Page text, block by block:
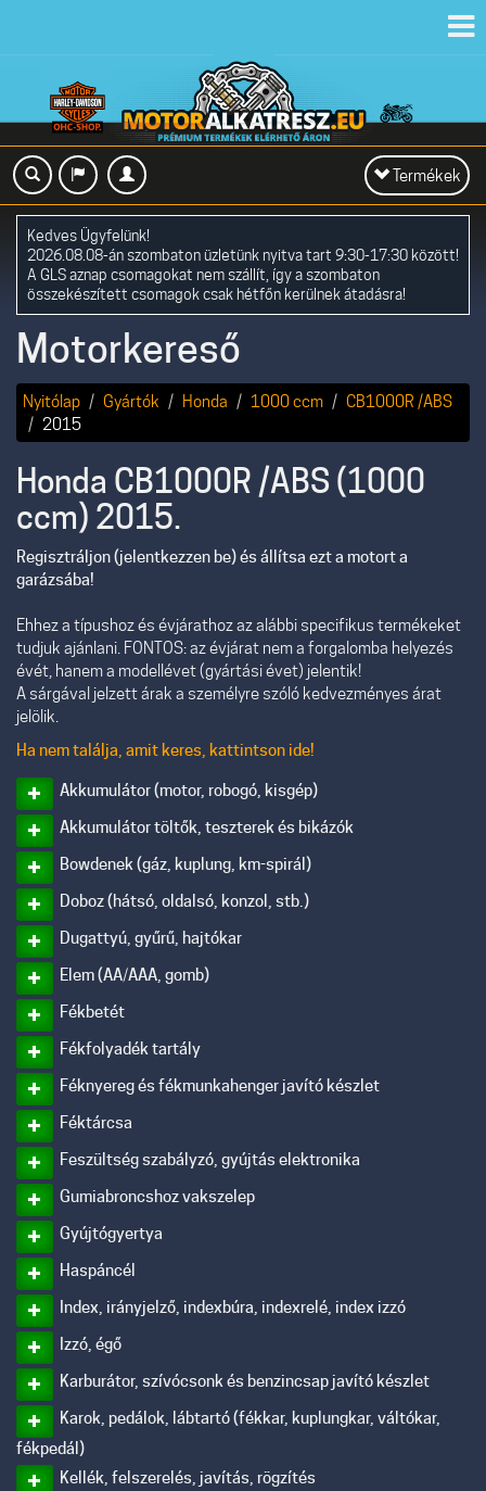
Toggle
navigation
Termékek
Kedves Ügyfelünk!
2026.08.08-án szombaton üzletünk nyitva tart 9:30-17:30 között!
A GLS aznap csomagokat nem szállít, így a szombaton
összekészített csomagok csak hétfőn kerülnek átadásra!
Motorkereső
Nyitólap Gyártók Honda 1000 ccm
CB1000R /ABS
2015
Honda CB1000R /ABS (1000
ccm) 2015.
Regisztráljon (jelentkezzen be) és állítsa ezt a motort a
garázsába!
Ehhez a típushoz és évjárathoz az alábbi specifikus termékeket
tudjuk ajánlani. FONTOS: az évjárat nem a forgalomba helyezés
évét, hanem a modellévet (gyártási évet) jelentik!
A sárgával jelzett árak a személyre szóló kedvezményes árat
jelölik.
Ha nem találja, amit keres, kattintson ide!
Akkumulátor (motor, robogó, kisgép)
Akkumulátor töltők, teszterek és bikázók
Bowdenek (gáz, kuplung, km-spirál)
Doboz (hátsó, oldalsó, konzol, stb.)
Dugattyú, gyűrű, hajtókar
Elem (AA/AAA, gomb)
Fékbetét
Fékfolyadék tartály
Féknyereg és fékmunkahenger javító készlet
Féktárcsa
Feszültség szabályzó, gyújtás elektronika
Gumiabroncshoz vakszelep
Gyújtógyertya
Haspáncél
Index, irányjelző, indexbúra, indexrelé, index izzó
Izzó, égő
Karburátor, szívócsonk és benzincsap javító készlet
Karok, pedálok, lábtartó (fékkar, kuplungkar, váltókar,
fékpedál)
Kellék, felszerelés, javítás, rögzítés